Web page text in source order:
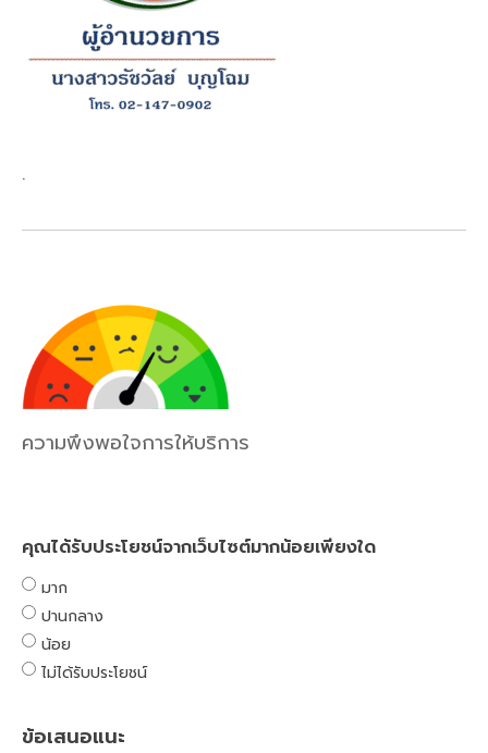
.
ความพึงพอใจการให้บริการ
คุณได้รับประโยชน์จากเว็บไซต์มากน้อยเพียงใด
มาก
ปานกลาง
น้อย
ไม่ได้รับประโยชน์
ข้อเสนอแนะ